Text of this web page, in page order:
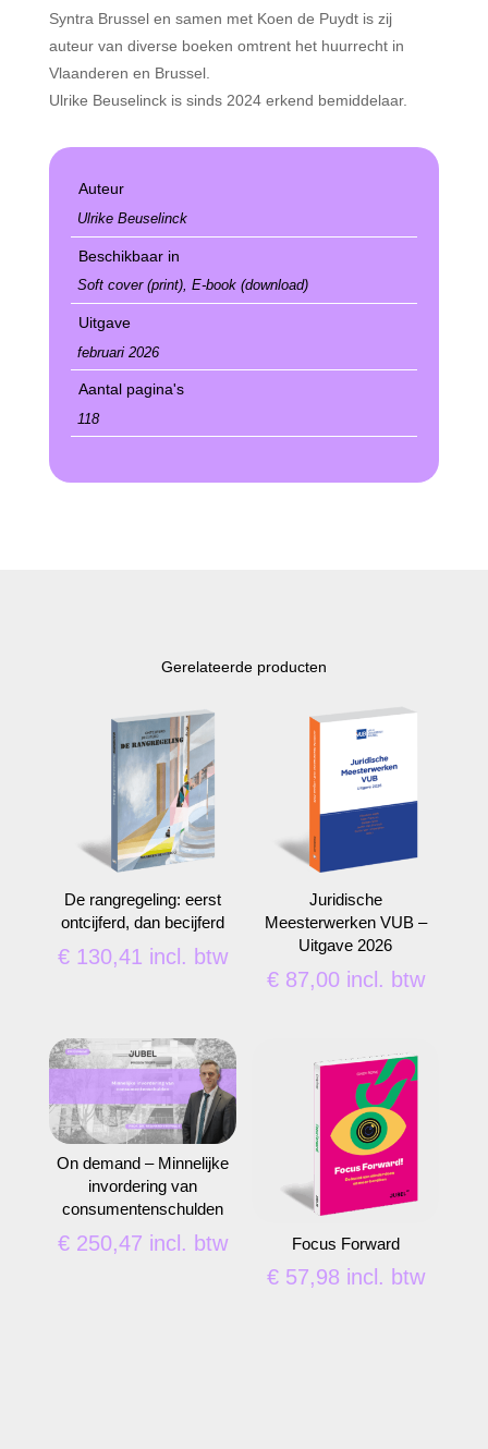
Syntra Brussel en samen met Koen de Puydt is zij
auteur van diverse boeken omtrent het huurrecht in
Vlaanderen en Brussel.
Ulrike Beuselinck is sinds 2024 erkend bemiddelaar.
Auteur
Ulrike Beuselinck
Beschikbaar in
Soft cover (print), E-book (download)
Uitgave
februari 2026
Aantal pagina's
118
Gerelateerde producten
De rangregeling: eerst
ontcijferd, dan becijferd
€130,41 incl. btw
Juridische
Meesterwerken VUB –
Uitgave 2026
€87,00 incl. btw
On demand – Minnelijke
invordering van
consumentenschulden
€250,47 incl. btw Focus Forward
€57,98 incl. btw